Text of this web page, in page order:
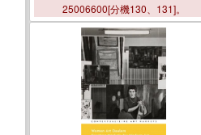
25006600[分機130、131]。